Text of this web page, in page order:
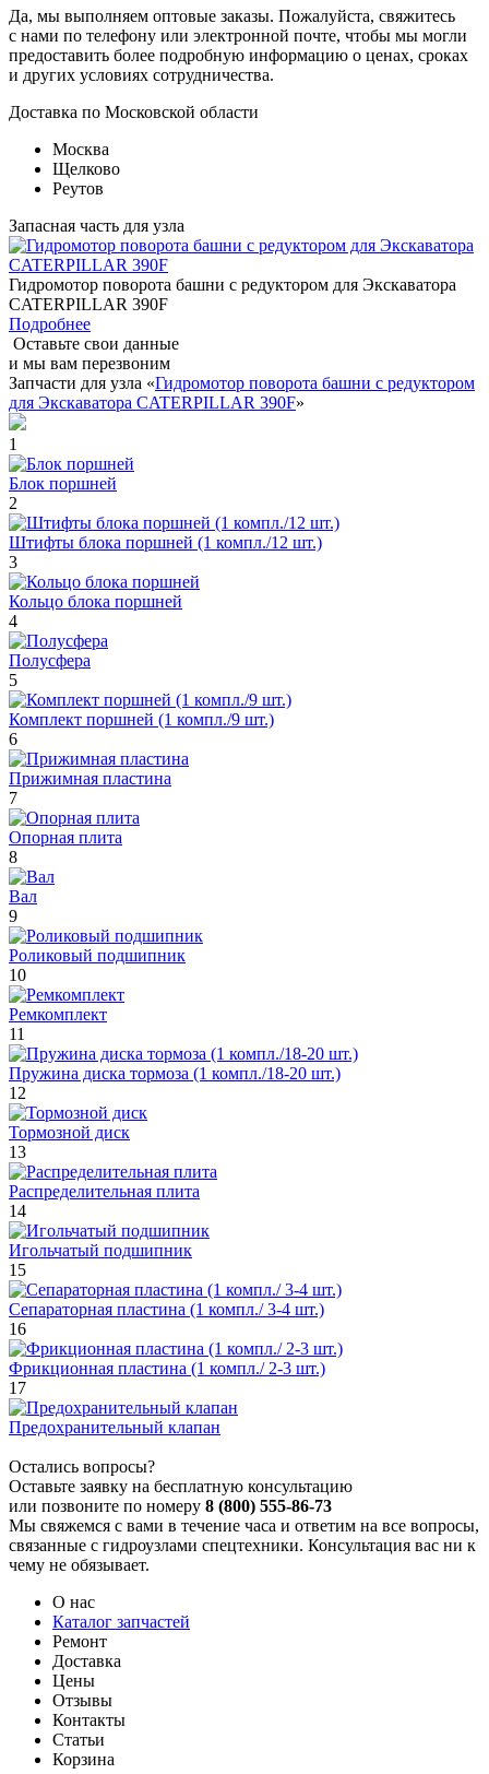
Да, мы выполняем оптовые заказы. Пожалуйста, свяжитесь
с нами по телефону или электронной почте, чтобы мы могли
предоставить более подробную информацию о ценах, сроках
и других условиях сотрудничества.
Доставка по Московской области
Москва
Щелково
Реутов
Запасная часть для узла
Гидромотор поворота башни с редуктором для Экскаватора
CATERPILLAR 390F
Подробнее
Оставьте свои данные
и мы вам перезвоним
Запчасти для узла «Гидромотор поворота башни с редуктором
для Экскаватора CATERPILLAR 390F»
1
Блок поршней
2
Штифты блока поршней (1 компл./12 шт.)
3
Кольцо блока поршней
4
Полусфера
5
Комплект поршней (1 компл./9 шт.)
6
Прижимная пластина
7
Опорная плита
8
Вал
9
Роликовый подшипник
10
Ремкомплект
11
Пружина диска тормоза (1 компл./18-20 шт.)
12
Тормозной диск
13
Распределительная плита
14
Игольчатый подшипник
15
Сепараторная пластина (1 компл./ 3-4 шт.)
16
Фрикционная пластина (1 компл./ 2-3 шт.)
17
Предохранительный клапан
Остались вопросы?
Оставьте заявку на бесплатную консультацию
или позвоните по номеру 8 (800) 555-86-73
Мы свяжемся с вами в течение часа и ответим на все вопросы,
связанные с гидроузлами спецтехники. Консультация вас ни к
чему не обязывает.
О нас
Каталог запчастей
Ремонт
Доставка
Цены
Отзывы
Контакты
Статьи
Корзина